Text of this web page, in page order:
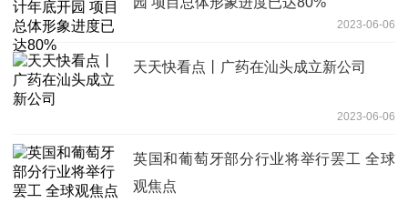
2023-06-06
天天快看点丨广药在汕头成立新公司
2023-06-06
英国和葡萄牙部分行业将举行罢工 全球
观焦点